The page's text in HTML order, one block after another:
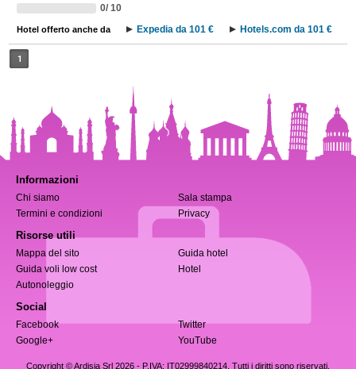
0/ 10
Hotel offerto anche da Expedia da 101 € Hotels.com da 101 €
1
Informazioni
Chi siamo
Sala stampa
Termini e condizioni
Privacy
Risorse utili
Mappa del sito
Guida hotel
Guida voli low cost
Hotel
Autonoleggio
Social
Facebook
Twitter
Google+
YouTube
Copyright © Ardisia Srl 2026 - P.IVA: IT02999840214. Tutti i diritti sono riservati.